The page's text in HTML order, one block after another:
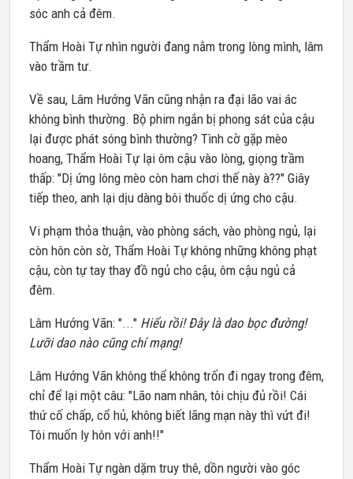
sóc anh cả đêm.
Thẩm Hoài Tự nhìn người đang nằm trong lòng mình, lâm
vào trầm tư.
Về sau, Lâm Hướng Vãn cũng nhận ra đại lão vai ác
không bình thường. Bộ phim ngắn bị phong sát của cậu
lại được phát sóng bình thường? Tình cờ gặp mèo
hoang, Thẩm Hoài Tự lại ôm cậu vào lòng, giọng trầm
thấp: "Dị ứng lông mèo còn ham chơi thế này à??" Giây
tiếp theo, anh lại dịu dàng bôi thuốc dị ứng cho cậu.
Vi phạm thỏa thuận, vào phòng sách, vào phòng ngủ, lại
còn hôn còn sờ, Thẩm Hoài Tự không những không phạt
cậu, còn tự tay thay đồ ngủ cho cậu, ôm cậu ngủ cả
đêm.
Lâm Hướng Vãn: "..." Hiểu rồi! Đây là dao bọc đường!
Lưỡi dao nào cũng chí mạng!
Lâm Hướng Vãn không thể không trốn đi ngay trong đêm,
chỉ để lại một câu: "Lão nam nhân, tôi chịu đủ rồi! Cái
thứ cố chấp, cổ hủ, không biết lãng mạn này thì vứt đi!
Tôi muốn ly hôn với anh!!"
Thẩm Hoài Tự ngàn dặm truy thê, dồn người vào góc